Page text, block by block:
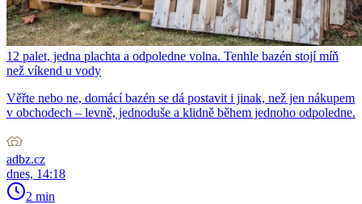
12 palet, jedna plachta a odpoledne volna. Tenhle bazén stojí míň
než víkend u vody
Věřte nebo ne, domácí bazén se dá postavit i jinak, než jen nákupem
v obchodech – levně, jednoduše a klidně během jednoho odpoledne.
adbz.cz
dnes, 14:18
2 min